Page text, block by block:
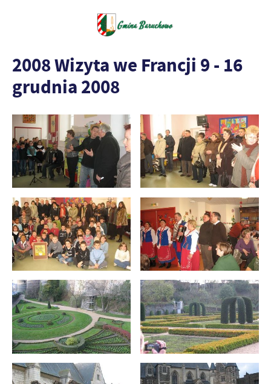
2008 Wizyta we Francji 9 - 16
grudnia 2008